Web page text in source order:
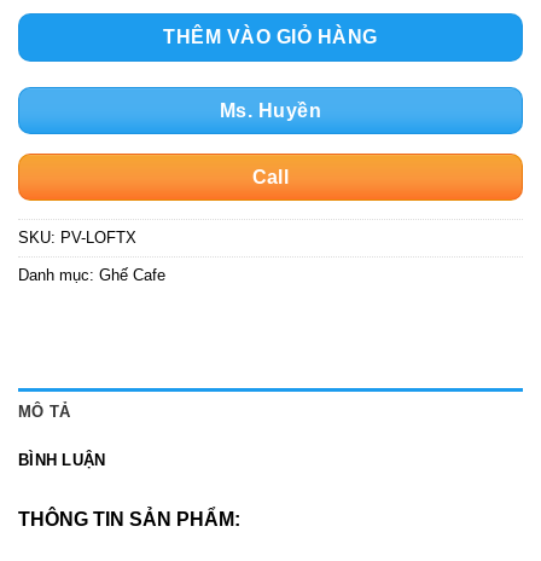
THÊM VÀO GIỎ HÀNG
Ms. Huyền
Call
SKU: PV-LOFTX
Danh mục: Ghế Cafe
MÔ TẢ
BÌNH LUẬN
THÔNG TIN SẢN PHẨM: